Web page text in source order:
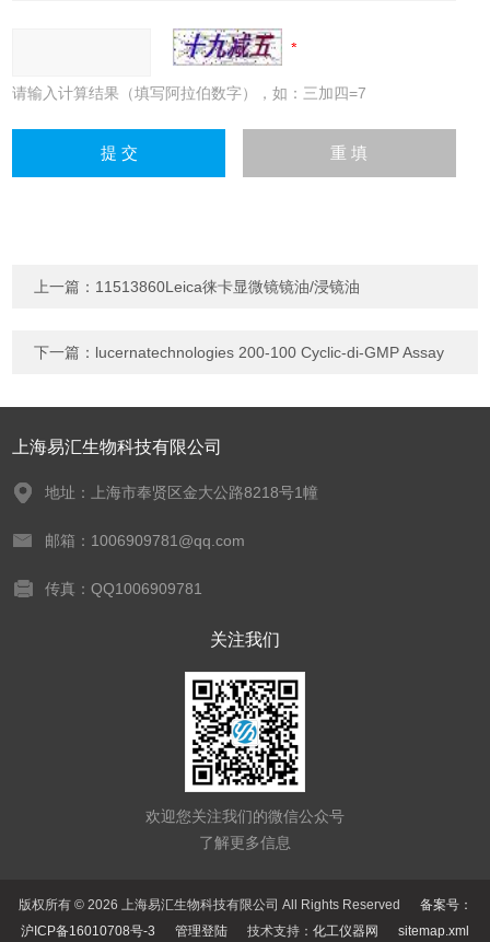
请输入计算结果（填写阿拉伯数字），如：三加四=7
上一篇： 11513860Leica徕卡显微镜镜油/浸镜油
下一篇： lucernatechnologies 200-100 Cyclic-di-GMP Assay
上海易汇生物科技有限公司
地址：上海市奉贤区金大公路8218号1幢
邮箱：1006909781@qq.com
传真：QQ1006909781
关注我们
欢迎您关注我们的微信公众号
了解更多信息
版权所有 © 2026 上海易汇生物科技有限公司 All Rights Reserved 备案号：
沪ICP备16010708号-3
管理登陆 技术支持： 化工仪器网 sitemap.xml